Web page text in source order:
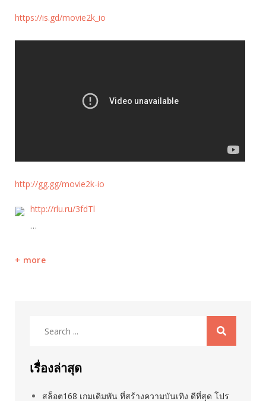
https://is.gd/movie2k_io
http://gg.gg/movie2k-io
http://rlu.ru/3fdTl
…
more
เรื่องล่าสุด
สล็อต168 เกมเดิมพัน ที่สร้างความบันเทิง ดีที่สุด โปร